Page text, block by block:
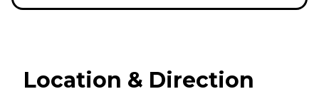
Location & Direction